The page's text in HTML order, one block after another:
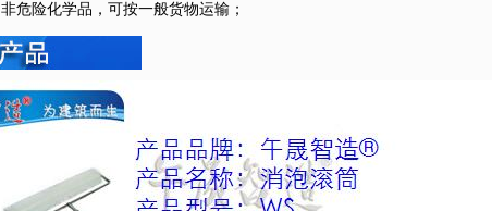
非危险化学品，可按一般货物运输；